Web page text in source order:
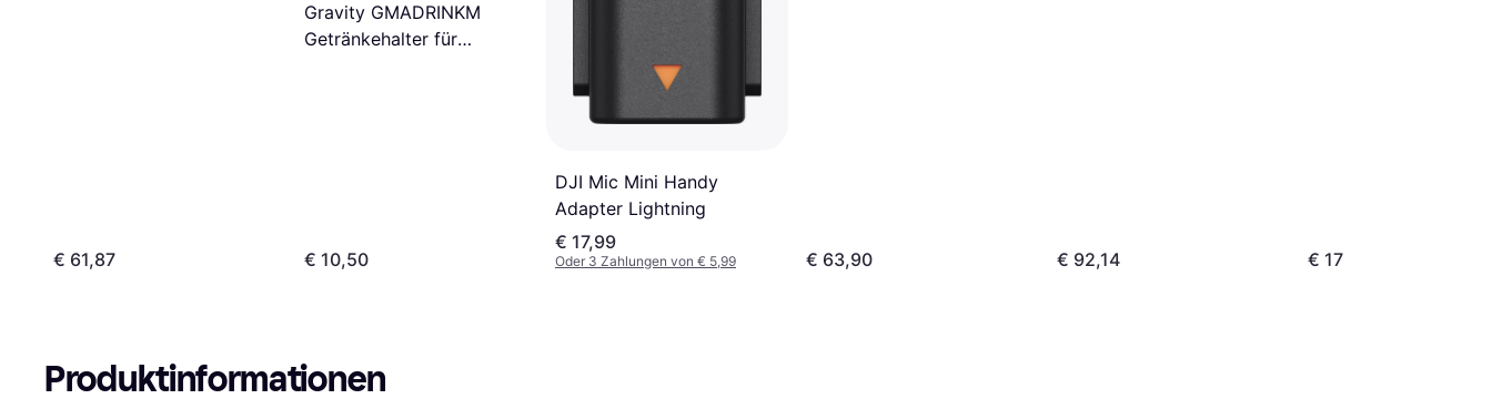
€ 61,87
Gravity GMADRINKM
Getränkehalter für
€ 10,50
DJI Mic Mini Handy
Adapter Lightning
€ 17,99
Oder 3 Zahlungen von € 5,99 € 63,90 € 92,14 € 17
Produktinformationen